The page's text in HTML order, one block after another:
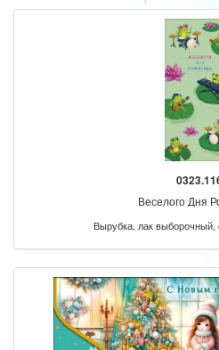
Веселого Дня
Вырубка, лак